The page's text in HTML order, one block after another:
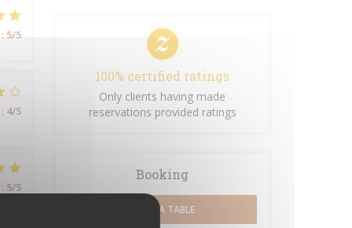
: 5/5
: 4/5
: 5/5
100% certified ratings
Only clients having made
reservations provided ratings
Booking
BOOK A TABLE